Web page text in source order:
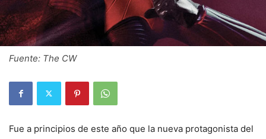
Fuente: The CW
Fue a principios de este año que la nueva protagonista del